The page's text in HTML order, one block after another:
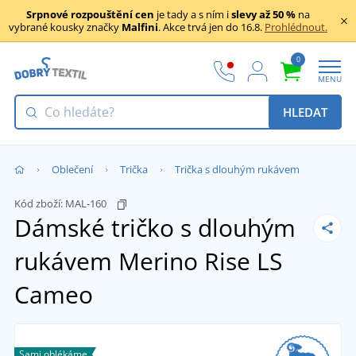
Srpnové rozpouštění cen je tady a s ním islevy až 50 % na
vybrané kousky značky Malfini. Akce trvá jen do 16.8. Prohlédnout.
0
MENU
HLEDAT
Oblečení Trička Trička s dlouhým rukávem
Kód zboží: MAL-160
Dámské tričko s dlouhým
rukávem Merino Rise LS
Cameo